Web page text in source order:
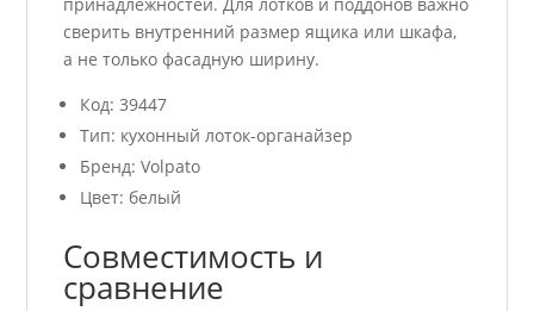
принадлежностей. Для лотков и поддонов важно
сверить внутренний размер ящика или шкафа,
а не только фасадную ширину.
Код: 39447
Тип: кухонный лоток-органайзер
Бренд: Volpato
Цвет: белый
Совместимость и
сравнение